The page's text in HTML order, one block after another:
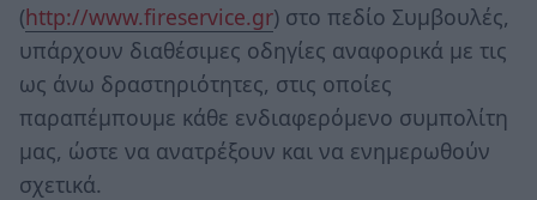
(http://www.fireservice.gr) στο πεδίο Συμβουλές,
υπάρχουν διαθέσιμες οδηγίες αναφορικά με τις
ως άνω δραστηριότητες, στις οποίες
παραπέμπουμε κάθε ενδιαφερόμενο συμπολίτη
μας, ώστε να ανατρέξουν και να ενημερωθούν
σχετικά.